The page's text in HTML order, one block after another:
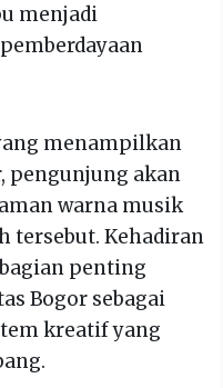
menjadi
menampilkan
pengunjung akan
warna musik
tersebut. Kehadiran
penting
Bogor sebagai
kreatif yang